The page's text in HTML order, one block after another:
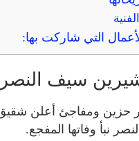
التي شاركت بها:
شيرين سيف النصر
حزين ومفاجئ أعلن شقيق
نبأ وفاتها المفجع.